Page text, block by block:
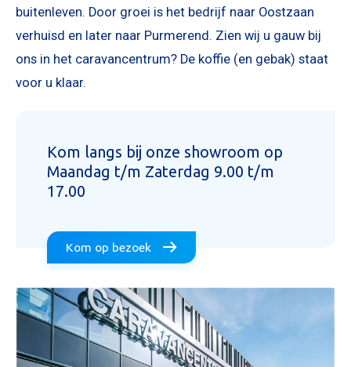
buitenleven. Door groei is het bedrijf naar Oostzaan
verhuisd en later naar Purmerend. Zien wij u gauw bij
ons in het caravancentrum? De koffie (en gebak) staat
voor u klaar.
Kom langs bij onze showroom op
Maandag t/m Zaterdag 9.00 t/m
17.00
Kom op bezoek